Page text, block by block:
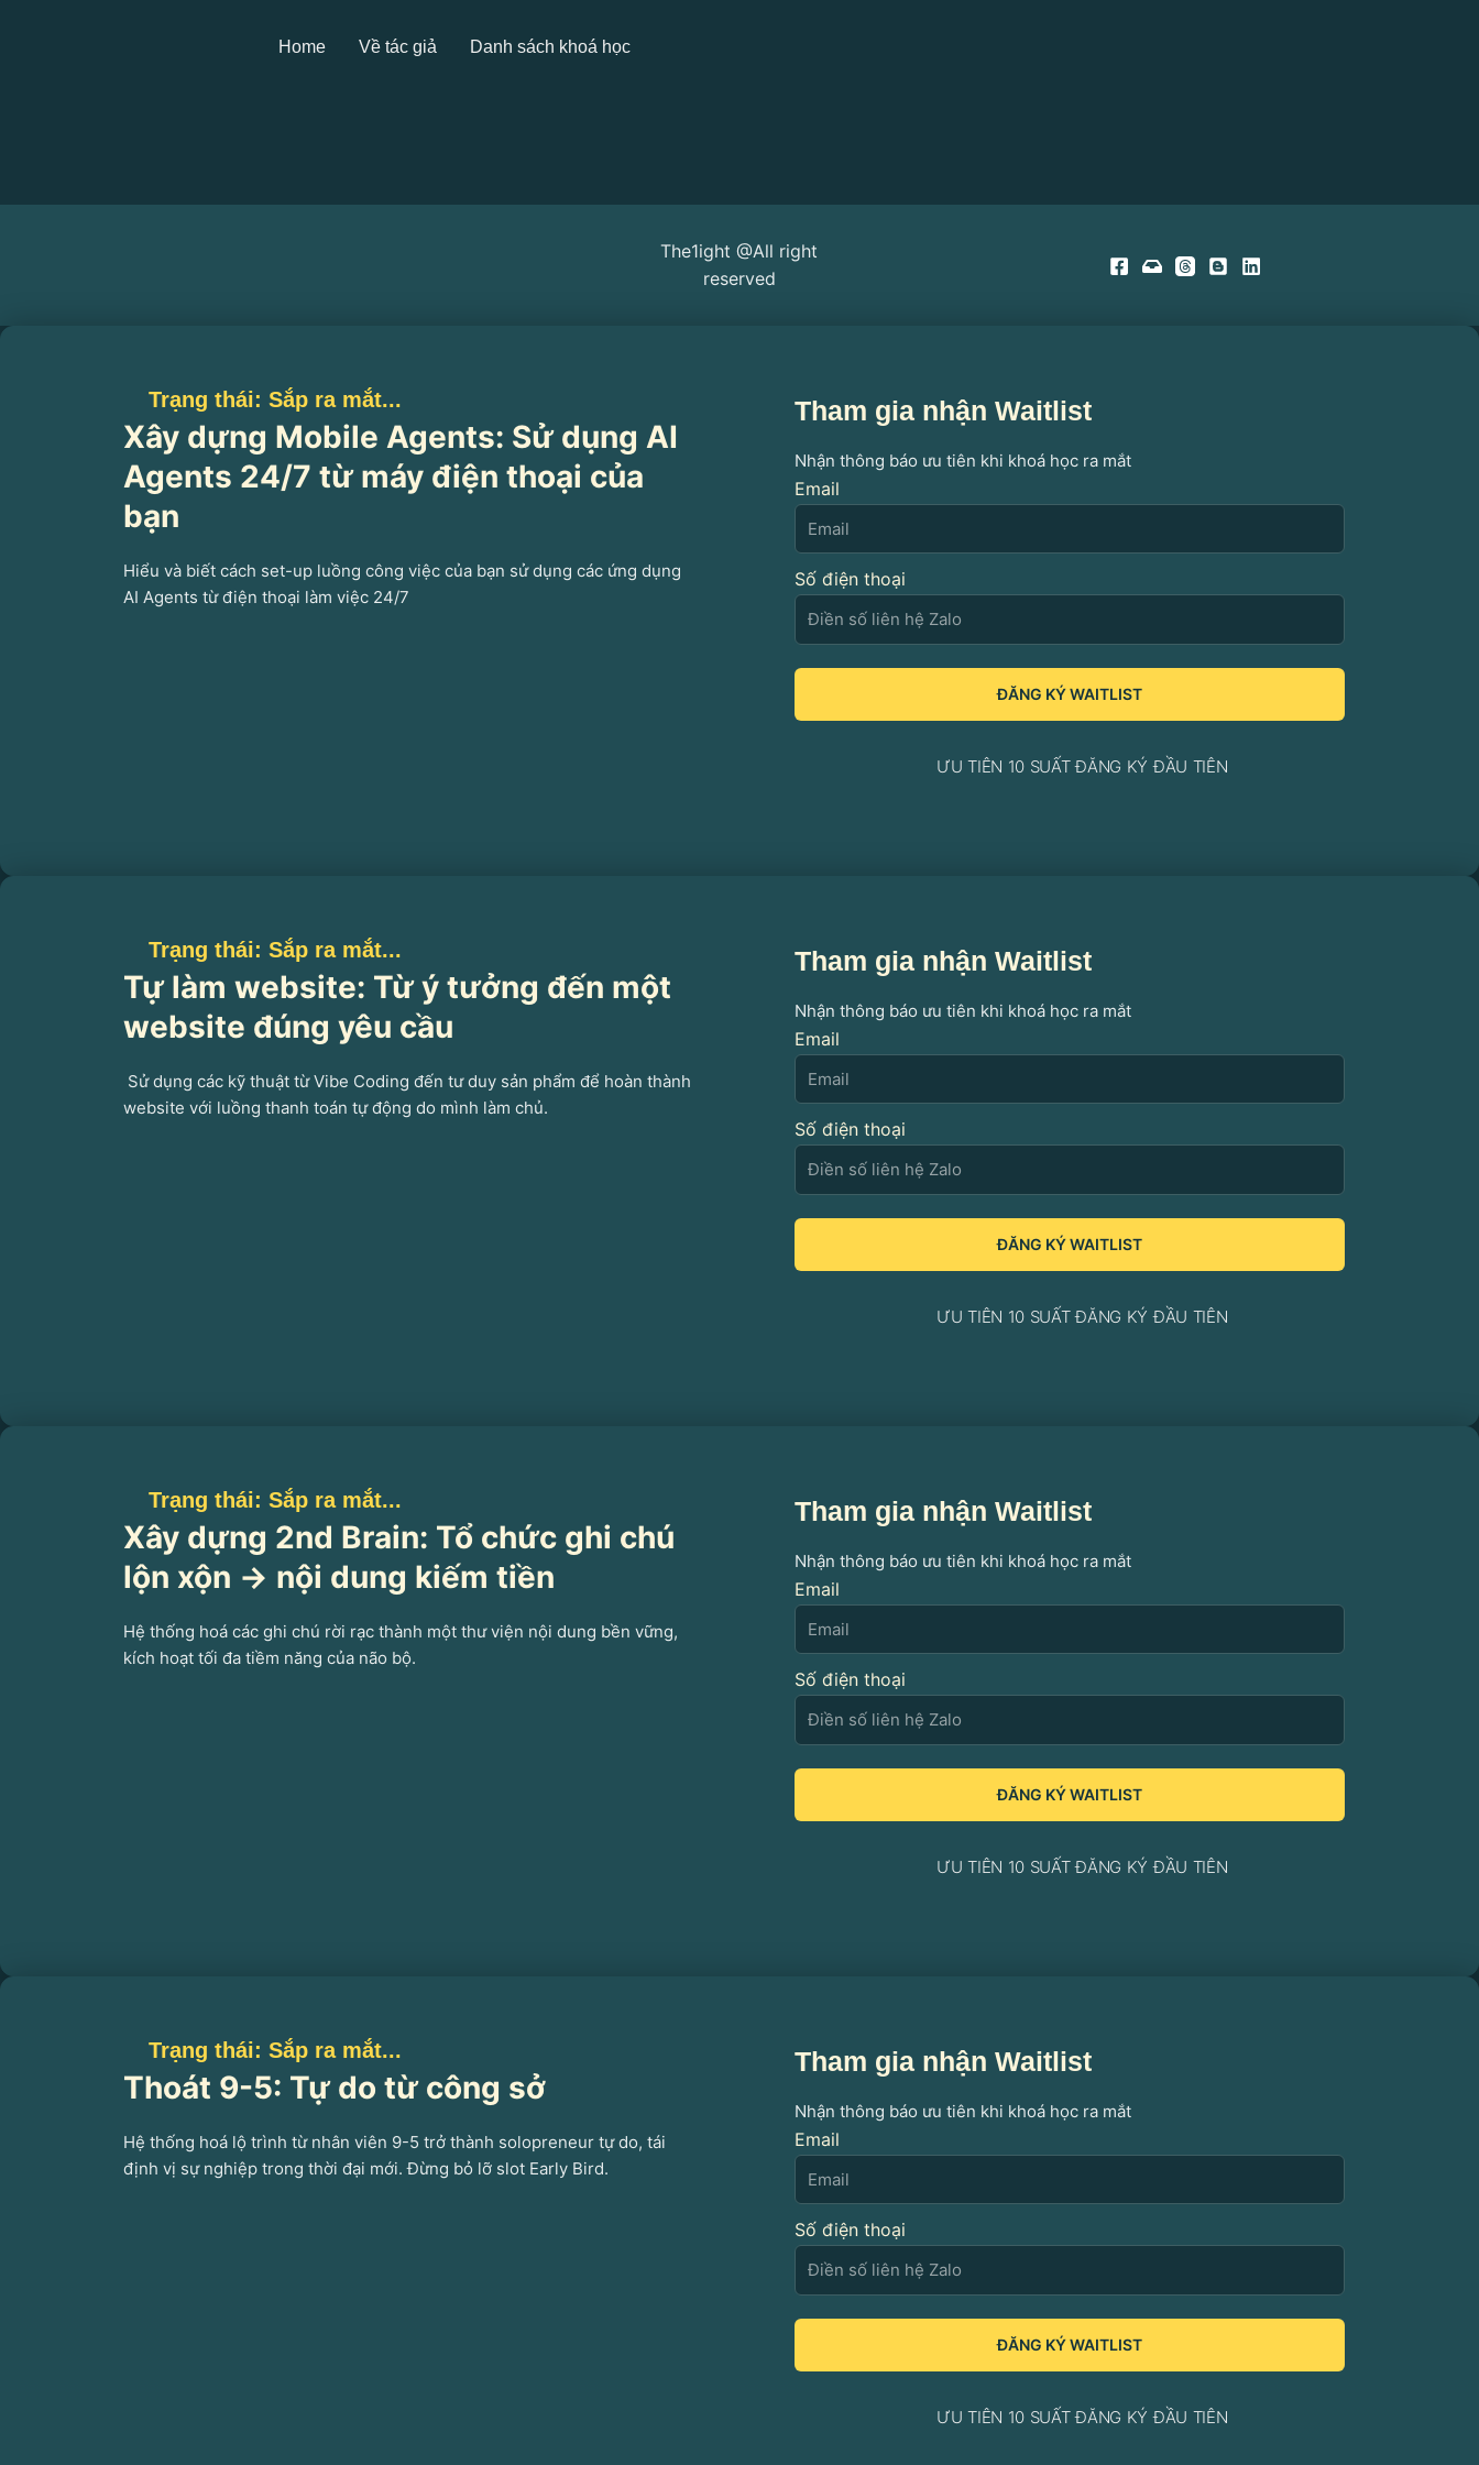
Home Về tác giả Danh sách khoá học
The1ight @All right
reserved
Trạng thái: Sắp ra mắt...
Xây dựng Mobile Agents: Sử dụng AI
Agents 24/7 từ máy điện thoại của
bạn
Hiểu và biết cách set-up luồng công việc của bạn sử dụng các ứng dụng
AI Agents từ điện thoại làm việc 24/7
Tham gia nhận Waitlist
Nhận thông báo ưu tiên khi khoá học ra mắt
Email
Số điện thoại
ĐĂNG KÝ WAITLIST
ƯU TIÊN 10 SUẤT ĐĂNG KÝ ĐẦU TIÊN
Trạng thái: Sắp ra mắt...
Tự làm website: Từ ý tưởng đến một
website đúng yêu cầu
Sử dụng các kỹ thuật từ Vibe Coding đến tư duy sản phẩm để hoàn thành
website với luồng thanh toán tự động do mình làm chủ.
Tham gia nhận Waitlist
Nhận thông báo ưu tiên khi khoá học ra mắt
Email
Số điện thoại
ĐĂNG KÝ WAITLIST
ƯU TIÊN 10 SUẤT ĐĂNG KÝ ĐẦU TIÊN
Trạng thái: Sắp ra mắt...
Xây dựng 2nd Brain: Tổ chức ghi chú
lộn xộn -> nội dung kiếm tiền
Hệ thống hoá các ghi chú rời rạc thành một thư viện nội dung bền vững,
kích hoạt tối đa tiềm năng của não bộ.
Tham gia nhận Waitlist
Nhận thông báo ưu tiên khi khoá học ra mắt
Email
Số điện thoại
ĐĂNG KÝ WAITLIST
ƯU TIÊN 10 SUẤT ĐĂNG KÝ ĐẦU TIÊN
Trạng thái: Sắp ra mắt...
Thoát 9-5: Tự do từ công sở
Hệ thống hoá lộ trình từ nhân viên 9-5 trở thành solopreneur tự do, tái
định vị sự nghiệp trong thời đại mới. Đừng bỏ lỡ slot Early Bird.
Tham gia nhận Waitlist
Nhận thông báo ưu tiên khi khoá học ra mắt
Email
Số điện thoại
ĐĂNG KÝ WAITLIST
ƯU TIÊN 10 SUẤT ĐĂNG KÝ ĐẦU TIÊN